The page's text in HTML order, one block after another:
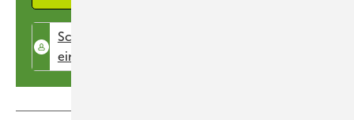
Tag im Jahr. Und die weltweite Energiewende profitiert auch gleich
davon.
Mentorinnen begleiten die
Studentinnen